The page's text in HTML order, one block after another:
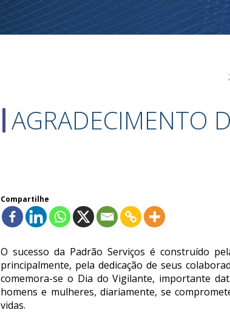
AGRADECIMENTO
Compartilhe
O sucesso da Padrão Serviços é construído
principalmente, pela dedicação de seus
comemora-se o Dia do Vigilante, importante
homens e mulheres, diariamente, se
vidas.